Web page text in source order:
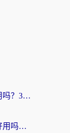
海外党必看：雷神手游和快滚好用吗？3步选对回国加速器无缝刷国内资源
海外党必看：雷神手游和GOGO好用吗？3步选对回国加速器，无缝刷剧玩原神